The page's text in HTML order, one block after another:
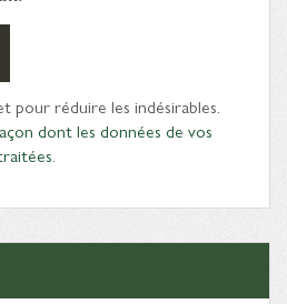
pour réduire les indésirables.
dont les données de vos